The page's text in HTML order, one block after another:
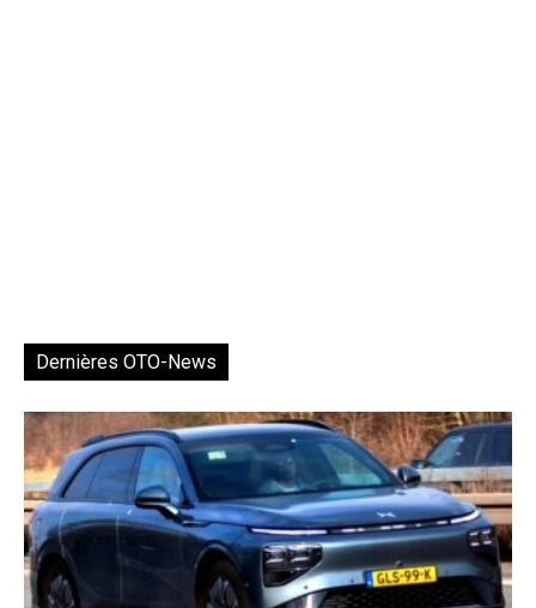
Dernières OTO-News